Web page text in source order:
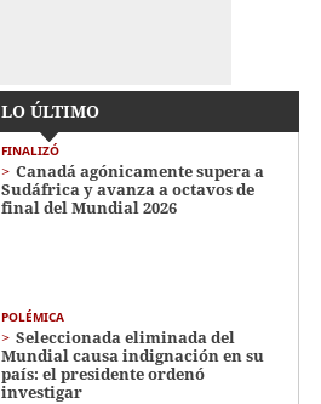
LO ÚLTIMO
FINALIZÓ
Canadá agónicamente supera a
Sudáfrica y avanza a octavos de
final del Mundial 2026
POLÉMICA
Seleccionada eliminada del
Mundial causa indignación en su
país: el presidente ordenó
investigar